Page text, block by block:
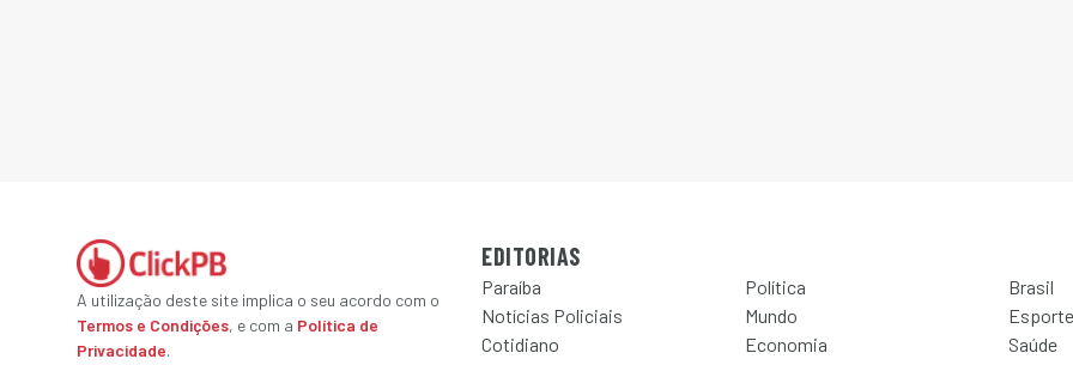
A utilização deste site implica o seu acordo com o
Termos e Condições, e com a Política de
Privacidade.
EDITORIAS
Paraíba Política
Brasil
Notícias Policiais
Mundo
Esporte
Cotidiano
Economia
Saúde